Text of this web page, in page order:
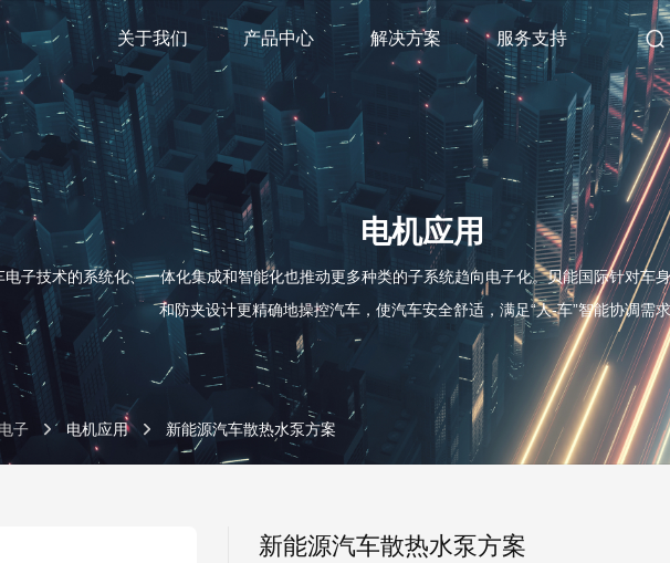
关于我们 产品中心 解决方案 服务支持
电机应用
子技术的系统化、一体化集成和智能化也推动更多种类的子系统趋向电子化。贝能国际针对车
和防夹设计更精确地操控汽车，使汽车安全舒适，满足“人-车”智能协调需
子 电机应用 新能源汽车散热水泵方案
新能源汽车散热水泵方案